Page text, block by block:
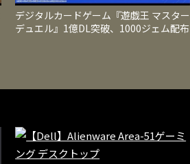
デジタルカードゲーム『遊戯王 マスター
デュエル』1億DL突破、1000ジェム配布